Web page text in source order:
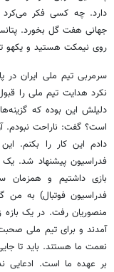
دارد. چه کسی فکر می‌کرد
جهانی هفت گل بخورد.
روی نیمکت هستید و یکهو
سرمربی تیم ملی ایران در
نکرد هدایت تیم ملی را
دلیلش این بوده که
است؟ گفت: ناراحت
دادم این کار را بکنم.
فدراسیون پیشنهاد شد.
بازی داشتیم و همزمان
فدراسیون فوتبال) به من
منصوریان رفت. در یک بازه
آمدند و برای تیم ملی
نعمت ما هستند. باید تا
بر عهده ما است. ادعایی